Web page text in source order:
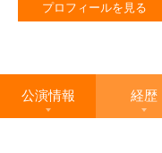
プロフィールを見る
公演情報 経歴